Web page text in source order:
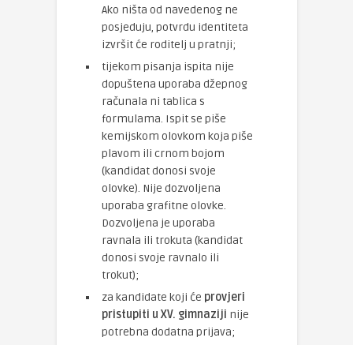
Ako ništa od navedenog ne
posjeduju, potvrdu identiteta
izvršit će roditelj u pratnji;
tijekom pisanja ispita nije
dopuštena uporaba džepnog
računala ni tablica s
formulama. Ispit se piše
kemijskom olovkom koja piše
plavom ili crnom bojom
(kandidat donosi svoje
olovke). Nije dozvoljena
uporaba grafitne olovke.
Dozvoljena je uporaba
ravnala ili trokuta (kandidat
donosi svoje ravnalo ili
trokut);
za kandidate koji će provjeri
pristupiti u XV. gimnaziji nije
potrebna dodatna prijava;